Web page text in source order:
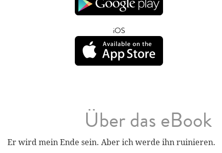
iOS
Über das eBook
Er wird mein Ende sein. Aber ich werde ihn ruinieren.